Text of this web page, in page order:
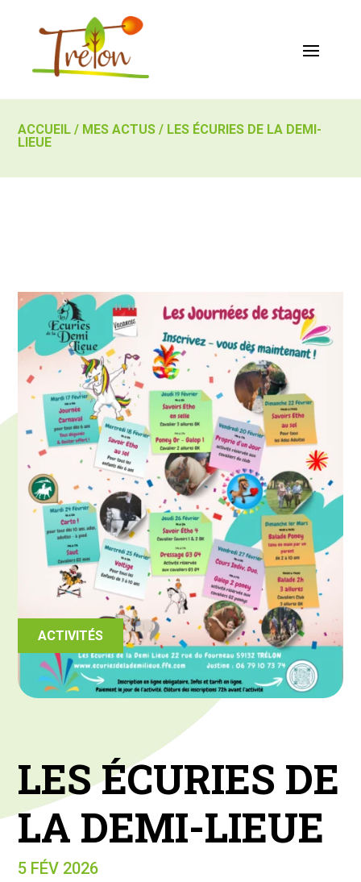
ACCUEIL / MES ACTUS / LES ÉCURIES DE LA DEMI-
LIEUE
ACTIVITÉS
LES ÉCURIES DE
LA DEMI-LIEUE
5 FÉV 2026